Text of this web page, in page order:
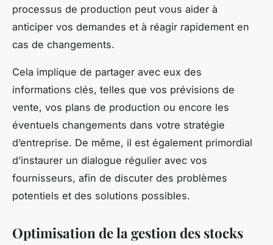
processus de production peut vous aider à
anticiper vos demandes et à réagir rapidement en
cas de changements.
Cela implique de partager avec eux des
informations clés, telles que vos prévisions de
vente, vos plans de production ou encore les
éventuels changements dans votre stratégie
d’entreprise. De même, il est également primordial
d’instaurer un dialogue régulier avec vos
fournisseurs, afin de discuter des problèmes
potentiels et des solutions possibles.
Optimisation de la gestion des stocks